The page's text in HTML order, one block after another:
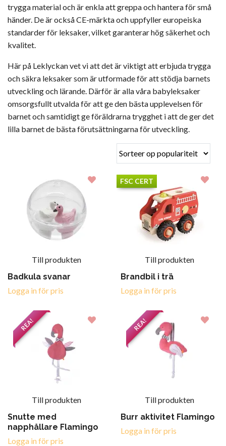
trygga material och är enkla att greppa och hantera för små
händer. De är också CE-märkta och uppfyller europeiska
standarder för leksaker, vilket garanterar hög säkerhet och
kvalitet.
Här på Leklyckan vet vi att det är viktigt att erbjuda trygga
och säkra leksaker som är utformade för att stödja barnets
utveckling och lärande. Därför är alla våra babyleksaker
omsorgsfullt utvalda för att ge den bästa upplevelsen för
barnet och samtidigt ge föräldrarna trygghet i att de ger det
lilla barnet de bästa förutsättningarna för utveckling.
Till produkten
Badkula svanar
Logga in för pris
FSC CERT
Till produkten
Brandbil i trä
Logga in för pris
REA!
Till produkten
Snutte med
napphållare Flamingo
Logga in för pris
REA!
Till produkten
Burr aktivitet Flamingo
Logga in för pris